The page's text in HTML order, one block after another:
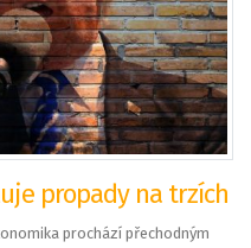
propady na trzích
prochází přechodným